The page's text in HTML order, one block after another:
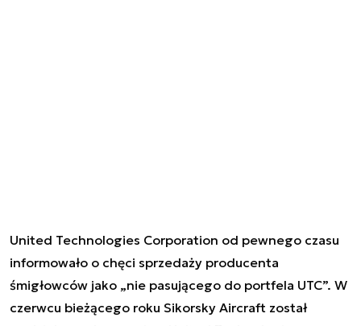
United Technologies Corporation od pewnego czasu
informowało o chęci sprzedaży producenta
śmigłowców jako „nie pasującego do portfela UTC”. W
czerwcu bieżącego roku Sikorsky Aircraft został